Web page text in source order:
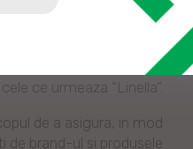
în conformitate
(IDNO 1010600022460)
ce urmeaza “Linella”.
de a asigura, in mod
de brand-ul si produsele